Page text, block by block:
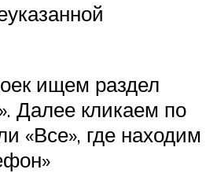
ищем раздел
Далее кликаем по
«Все», где находим